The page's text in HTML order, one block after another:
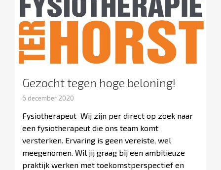
Gezocht tegen hoge beloning!
6 december 2020
Fysiotherapeut Wij zijn per direct op zoek naar
een fysiotherapeut die ons team komt
versterken. Ervaring is geen vereiste, wel
meegenomen. Wil jij graag bij een ambitieuze
praktijk werken met toekomstperspectief en